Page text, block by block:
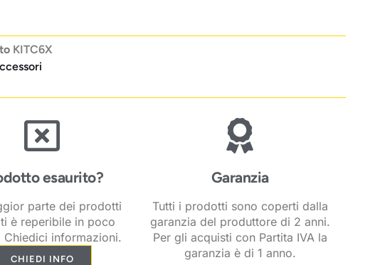
KITC6X
esaurito?
parte dei prodotti
è reperibile in poco
Chiedici informazioni.
CHIEDI INFO
Garanzia
Tutti i prodotti sono coperti dalla
garanzia del produttore di 2 anni.
Per gli acquisti con Partita IVA la
garanzia è di 1 anno.